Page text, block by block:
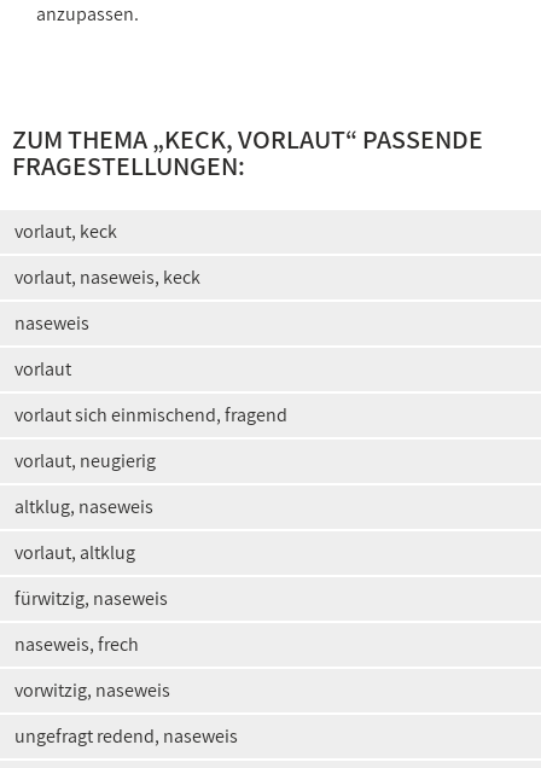
anzupassen.
ZUM THEMA „KECK, VORLAUT“ PASSENDE
FRAGESTELLUNGEN:
vorlaut, keck
vorlaut, naseweis, keck
naseweis
vorlaut
vorlaut sich einmischend, fragend
vorlaut, neugierig
altklug, naseweis
vorlaut, altklug
fürwitzig, naseweis
naseweis, frech
vorwitzig, naseweis
ungefragt redend, naseweis